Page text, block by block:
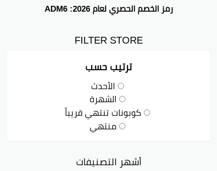
رمز الخصم الحصري لعام 2026: ADM6
FILTER STORE
ترتيب حسب
الأحدث
الشهرة
كوبونات تنتهي قريباً
منتهي
أشهر التصنيفات